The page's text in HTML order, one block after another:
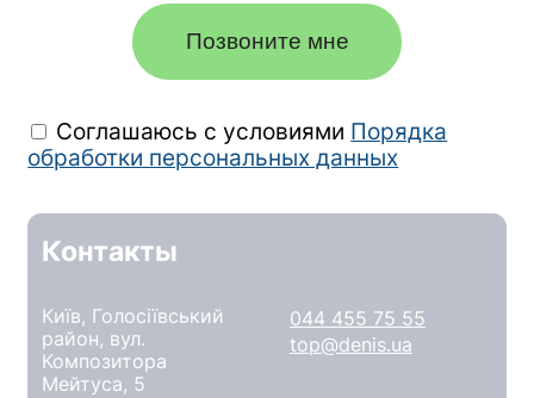
Позвоните мне
Соглашаюсь с условиями Порядка
обработки персональных данных
Контакты
Київ, Голосіївський
район, вул.
Композитора
Мейтуса, 5
044 455 75 55
top@denis.ua